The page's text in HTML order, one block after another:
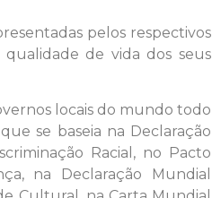
pelos respectivos
de vida dos seus
locais do mundo todo
se baseia na Declaração
Racial, no Pacto
na Declaração Mundial